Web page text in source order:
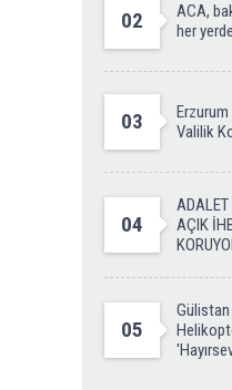
02
ACA,
her yerde
03
Valilik
04
AÇIK
05
Gülistan